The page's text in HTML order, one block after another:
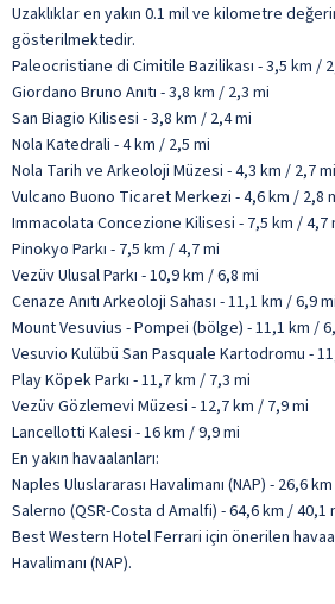
Uzaklıklar en yakın 0.1 mil ve kilometre
gösterilmektedir.
Paleocristiane di Cimitile Bazilikası - 3,5 km /
Giordano Bruno Anıtı - 3,8 km / 2,3 mi
San Biagio Kilisesi - 3,8 km / 2,4 mi
Nola Katedrali - 4 km / 2,5 mi
Nola Tarih ve Arkeoloji Müzesi - 4,3 km / 2,7 mi
Vulcano Buono Ticaret Merkezi - 4,6 km / 2,8
Immacolata Concezione Kilisesi - 7,5 km / 4,7
Pinokyo Parkı - 7,5 km / 4,7 mi
Vezüv Ulusal Parkı - 10,9 km / 6,8 mi
Cenaze Anıtı Arkeoloji Sahası - 11,1 km / 6,9 mi
Mount Vesuvius - Pompei (bölge) - 11,1 km /
Vesuvio Kulübü San Pasquale Kartodromu -
Play Köpek Parkı - 11,7 km / 7,3 mi
Vezüv Gözlemevi Müzesi - 12,7 km / 7,9 mi
Lancellotti Kalesi - 16 km / 9,9 mi
En yakın havaalanları:
Naples Uluslararası Havalimanı (NAP) - 26,6
Salerno (QSR-Costa d Amalfi) - 64,6 km / 40,1
Best Western Hotel Ferrari için önerilen
Havalimanı (NAP).